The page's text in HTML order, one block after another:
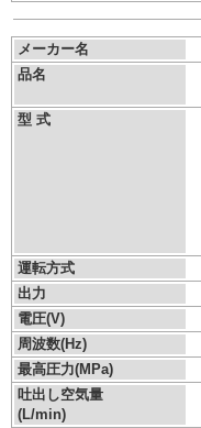
メーカー名
品名
型 式
運転方式
出力
電圧(V)
周波数(Hz)
最高圧力(MPa)
吐出し空気量
(L/min)